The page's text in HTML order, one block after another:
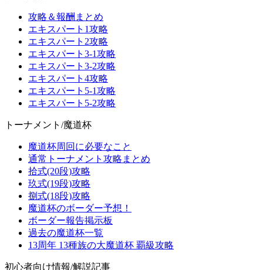
攻略＆報酬まとめ
エキスパート1攻略
エキスパート2攻略
エキスパート3-1攻略
エキスパート3-2攻略
エキスパート4攻略
エキスパート5-1攻略
エキスパート5-2攻略
トーナメント/魔道杯
魔道杯周回に必要なこと
通常トーナメント攻略まとめ
拾式(20段)攻略
玖式(19段)攻略
捌式(18段)攻略
魔道杯のボーダー予想！
ボーダー報告掲示板
過去の魔道杯一覧
13周年 13種族の大魔道杯 覇級攻略
初心者向け情報/解説記事